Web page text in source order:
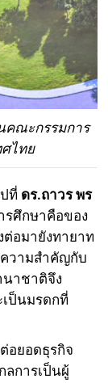
คณะกรรมการ
ศไทย
ที่ ดร.ถาวร พร
รศึกษาคือของ
อมายังทายาท
ความสำคัญกับ
นาชาติจึง
ป็นมรดกที่
อยอดธุรกิจ
ลการเป็นผู้